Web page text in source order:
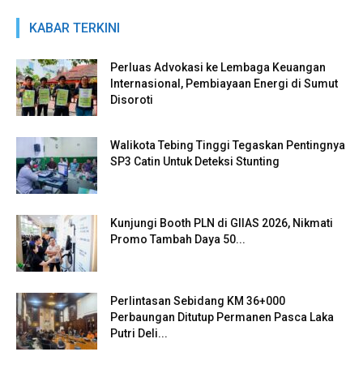
KABAR TERKINI
Perluas Advokasi ke Lembaga Keuangan
Internasional, Pembiayaan Energi di Sumut
Disoroti
Walikota Tebing Tinggi Tegaskan Pentingnya
SP3 Catin Untuk Deteksi Stunting
Kunjungi Booth PLN di GIIAS 2026, Nikmati
Promo Tambah Daya 50...
Perlintasan Sebidang KM 36+000
Perbaungan Ditutup Permanen Pasca Laka
Putri Deli...